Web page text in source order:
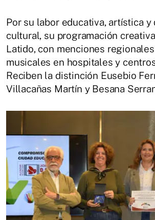
Por su labor educativa, artística y
cultural, su programación
Latido, con menciones
musicales en hospitales y
Reciben la distinción Eusebio
Villacañas Martín y Besana